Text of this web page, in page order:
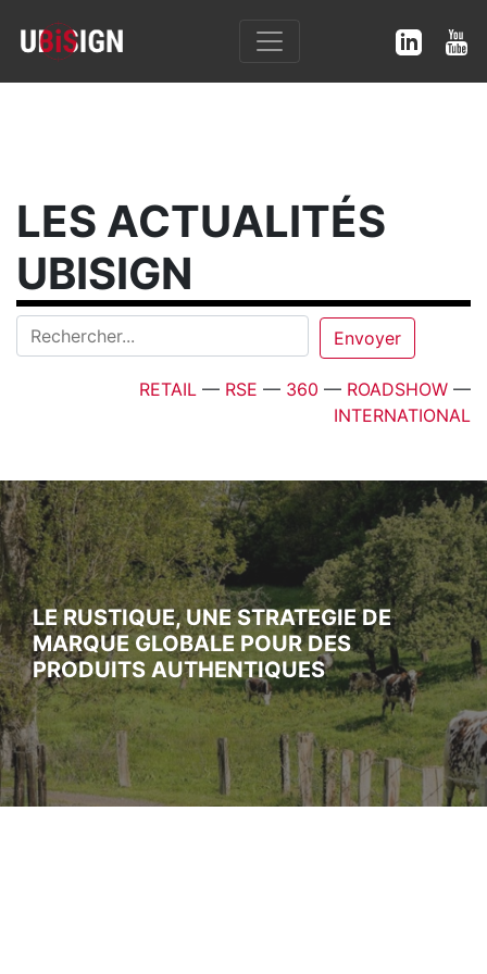
LES ACTUALITÉS
UBISIGN
RETAIL — RSE — 360 — ROADSHOW —
INTERNATIONAL
LE RUSTIQUE, UNE STRATEGIE DE
MARQUE GLOBALE POUR DES
PRODUITS AUTHENTIQUES